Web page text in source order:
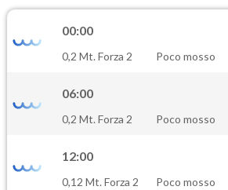
(Diossido di azoto)
PM10
PM25
00:00
0,2 Mt. Forza 2
Poco mosso
06:00
0,2 Mt. Forza 2
Poco mosso
12:00
0,12 Mt. Forza 2
Poco mosso